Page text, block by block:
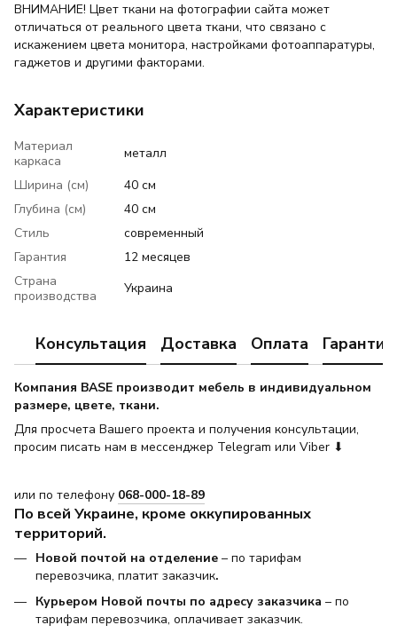
ВНИМАНИЕ! Цвет ткани на фотографии сайта может
отличаться от реального цвета ткани, что связано с
искажением цвета монитора, настройками фотоаппаратуры,
гаджетов и другими факторами.
Характеристики
Материал
каркаса
металл
Ширина (см)
40 см
Глубина (см)
40 см
Стиль
современный
Гарантия
12 месяцев
Страна
производства
Украина
Консультация Доставка Оплата Гарантия
Компания BASE производит мебель в индивидуальном
размере, цвете, ткани.
Для просчета Вашего проекта и получения консультации,
просим писать нам в мессенджер Telegram или Viber ⬇
или по телефону 068-000-18-89
По всей Украине, кроме оккупированных
территорий.
Новой почтой на отделение – по тарифам
перевозчика, платит заказчик.
Курьером Новой почты по адресу заказчика – по
тарифам перевозчика, оплачивает заказчик.